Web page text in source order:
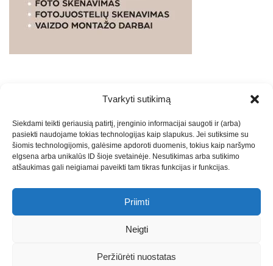
Tvarkyti sutikimą
Siekdami teikti geriausią patirtį, įrenginio informacijai saugoti ir (arba)
pasiekti naudojame tokias technologijas kaip slapukus. Jei sutiksime su
šiomis technologijomis, galėsime apdoroti duomenis, tokius kaip naršymo
elgsena arba unikalūs ID šioje svetainėje. Nesutikimas arba sutikimo
atšaukimas gali neigiamai paveikti tam tikras funkcijas ir funkcijas.
Priimti
Neigti
Peržiūrėti nuostatas
PASLAUGOS. SEO tekstų rašymas, turinio kūrimas,
straipsnių rašymas ir talpinimas į mūsų valdomas
svetaines.2026Armijai.LTTheme: Express News ByAdore
Themes.
Marketingo agentūra -Teisinės
-Saulius Narbutas
Regionų naujienos-